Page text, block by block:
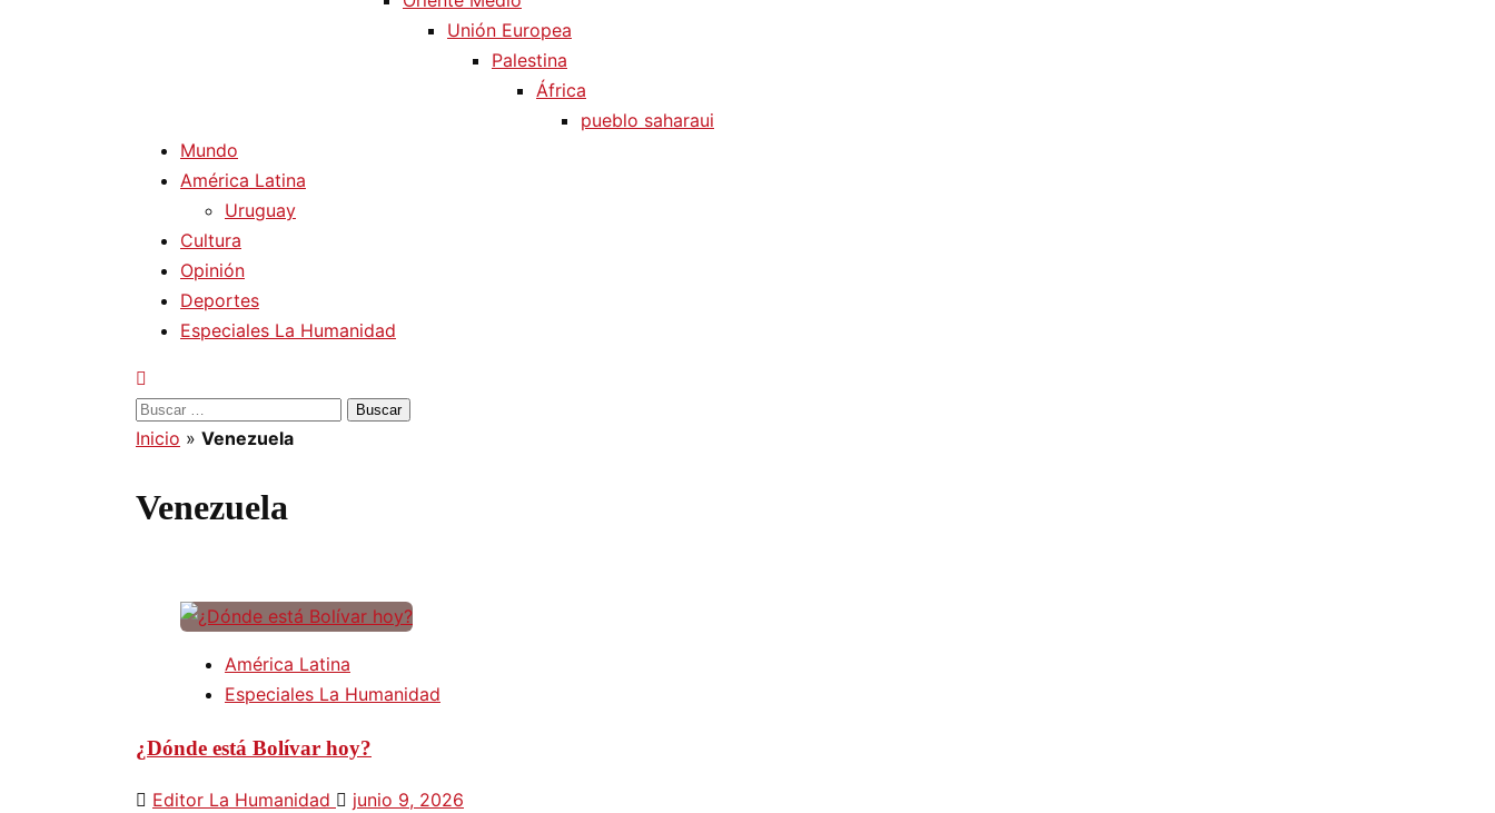
Unión Europea
Palestina
África
pueblo saharaui
Mundo
América Latina
Uruguay
Cultura
Opinión
Deportes
Especiales La Humanidad
Buscar:
Inicio » Venezuela
Venezuela
América Latina
Especiales La Humanidad
¿Dónde está Bolívar hoy?
Editor La Humanidad junio 9, 2026